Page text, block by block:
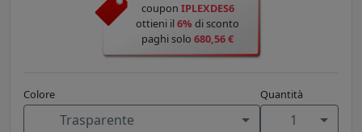
coupon IPLEXDES6
ottieni il6% di sconto
paghi solo 680,56 €
Colore
Trasparente
Quantità
1